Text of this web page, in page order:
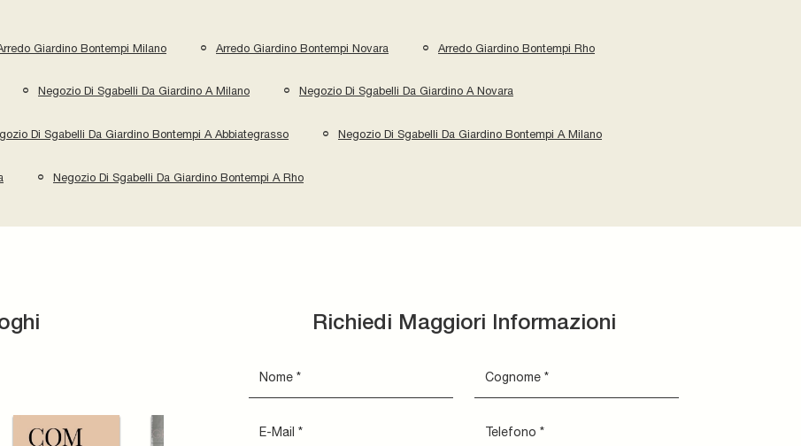
Giardino Bontempi Milano Arredo Giardino Bontempi Novara Arredo Giardino Bontempi Rho
Negozio Di Sgabelli Da Giardino A Milano Negozio Di Sgabelli Da Giardino A Novara
Di Sgabelli Da Giardino Bontempi A Abbiategrasso Negozio Di Sgabelli Da Giardino Bontempi A Milano
Negozio Di Sgabelli Da Giardino Bontempi A Rho
Richiedi Maggiori Informazioni